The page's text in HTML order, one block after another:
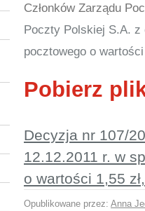
Członków Zarządu
Poczty Polskiej S.A. z
pocztowego o
Pobierz
Decyzja nr 107/
12.12.2011 r. w
o wartości 1,55
Opublikowane przez: Anna